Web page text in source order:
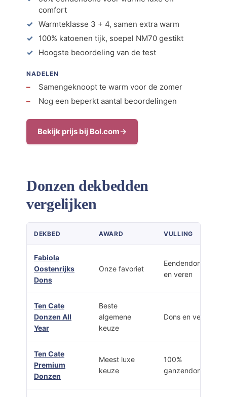
comfort
Warmteklasse 3 + 4, samen extra warm
100% katoenen tijk, soepel NM70 gestikt
Hoogste beoordeling van de test
NADELEN
Samengeknoopt te warm voor de zomer
Nog een beperkt aantal beoordelingen
Bekijk prijs bij Bol.com
Donzen dekbedden
vergelijken
DEKBED AWARD VULLING
Fabiola
Oostenrijks
Dons
Onze favoriet
Eendendons
en veren
Ten Cate
Donzen All
Year
Beste
algemene
keuze
Dons en veren
Ten Cate
Premium
Donzen
Meest luxe
keuze
100%
ganzendons